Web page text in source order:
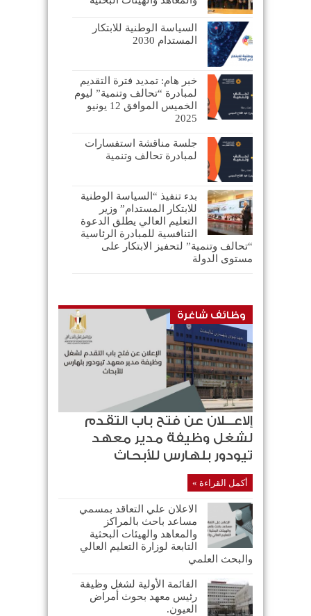
السياسة الوطنية للابتكار
المستدام 2030
خبر هام: تمديد فترة التقديم
لمبادرة “تحالف وتنمية” ليوم
الخميس الموافق 12 يونيو
2025
جلسة مناقشة استفسارات
لمبادرة تحالف وتنمية
بدء تنفيذ “السياسة الوطنية
للابتكار المستدام” وزير
التعليم العالي يطلق الدعوة
التنافسية للمبادرة الرئاسية
“تحالف وتنمية” لتحفيز الابتكار على
مستوى الدولة
وظائف شاغرة
إلاعـــلان عن فتح باب التقدم
لشغل وظيفة مدير معهد
تيودور بلهارس للأبحاث
أكمل القراءة »
الاعلان علي التعاقد بمسمي
مساعد باحث بالمراكز
والمعاهد والهيئات البحثية
التابعة لوزارة التعليم العالي
والبحث العلمي
القائمة الأولية لشغل وظيفة
رئيس معهد بحوث أمراض
العيون.